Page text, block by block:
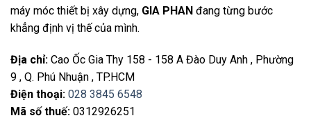
máy móc thiết bị xây dựng, GIA PHAN đang từng bước
khẳng định vị thế của mình.
Địa chỉ: Cao Ốc Gia Thy 158 - 158 A Đào Duy Anh , Phường
9 , Q. Phú Nhuận , TP.HCM
Điện thoại: 028 3845 6548
Mã số thuế: 0312926251